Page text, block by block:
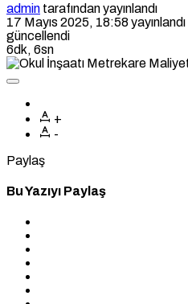
admin tarafından yayınlandı
17 Mayıs 2025, 18:58yayınlandı
güncellendi
6dk, 6sn
+
-
Paylaş
Bu Yazıyı Paylaş